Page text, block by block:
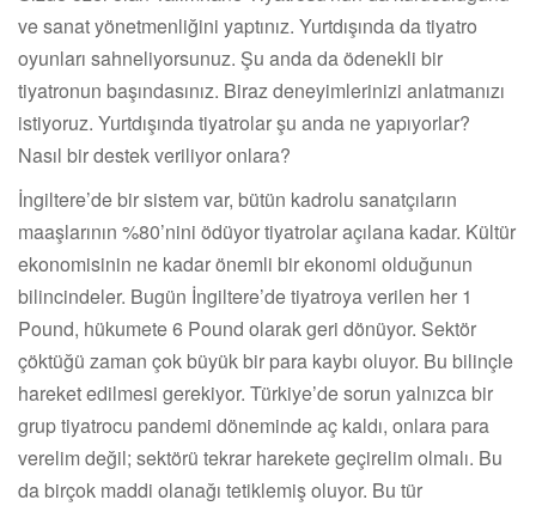
ve sanat yönetmenliğini yaptınız. Yurtdışında da tiyatro
oyunları sahneliyorsunuz. Şu anda da ödenekli bir
tiyatronun başındasınız. Biraz deneyimlerinizi anlatmanızı
istiyoruz. Yurtdışında tiyatrolar şu anda ne yapıyorlar?
Nasıl bir destek veriliyor onlara?
İngiltere’de bir sistem var, bütün kadrolu sanatçıların
maaşlarının %80’nini ödüyor tiyatrolar açılana kadar. Kültür
ekonomisinin ne kadar önemli bir ekonomi olduğunun
bilincindeler. Bugün İngiltere’de tiyatroya verilen her 1
Pound, hükumete 6 Pound olarak geri dönüyor. Sektör
çöktüğü zaman çok büyük bir para kaybı oluyor. Bu bilinçle
hareket edilmesi gerekiyor. Türkiye’de sorun yalnızca bir
grup tiyatrocu pandemi döneminde aç kaldı, onlara para
verelim değil; sektörü tekrar harekete geçirelim olmalı. Bu
da birçok maddi olanağı tetiklemiş oluyor. Bu tür